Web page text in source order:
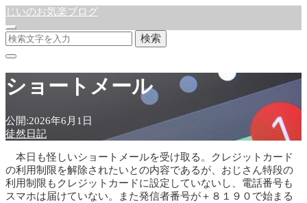
じいのお気楽ブログ
検索
ショートメール
公開:2026年6月1日
徒然日記
本日も怪しいショートメールを受け取る。クレジットカード
の利用制限を解除されたいとの内容であるが、おじさん特段の
利用制限もクレジットカードに設定していないし、電話番号も
スマホは届けていない。また発信者番号が＋８１９０で始まる